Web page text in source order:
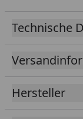
ein sauberes
Hinterrad.
wichtiger
Jahrzehnten
Hersteller.
Technische
Hersteller